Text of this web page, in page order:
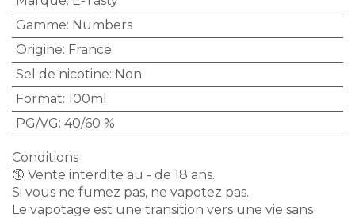
Gamme: Numbers
Origine: France
Sel de nicotine: Non
Format: 100ml
PG/VG: 40/60 %
Conditions
🔞 Vente interdite au - de 18 ans.
Si vous ne fumez pas, ne vapotez pas.
Le vapotage est une transition vers une vie sans